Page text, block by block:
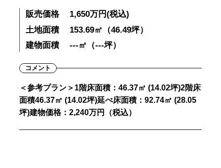
販売価格
1,650万円(税込)
土地面積
153.69㎡（46.49坪）
建物面積
---㎡（---坪）
コメント
＜参考プラン＞1階床面積：46.37㎡ (14.02坪)2階床
面積46.37㎡ (14.02坪)延べ床面積：92.74㎡ (28.05
坪)建物価格：2,240万円（税込）